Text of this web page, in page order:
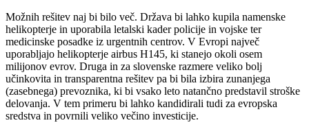
Možnih rešitev naj bi bilo več. Država bi lahko kupila namenske
helikopterje in uporabila letalski kader policije in vojske ter
medicinske posadke iz urgentnih centrov. V Evropi največ
uporabljajo helikopterje airbus H145, ki stanejo okoli osem
milijonov evrov. Druga in za slovenske razmere veliko bolj
učinkovita in transparentna rešitev pa bi bila izbira zunanjega
(zasebnega) prevoznika, ki bi vsako leto natančno predstavil stroške
delovanja. V tem primeru bi lahko kandidirali tudi za evropska
sredstva in povrnili veliko večino investicije.